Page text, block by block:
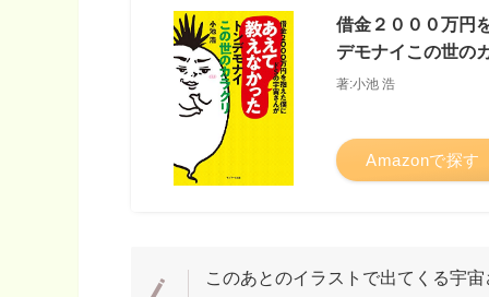
借金２０００万円
デモナイこの世の
著:小池 浩
Amazonで探す
このあとのイラストで出てくる宇